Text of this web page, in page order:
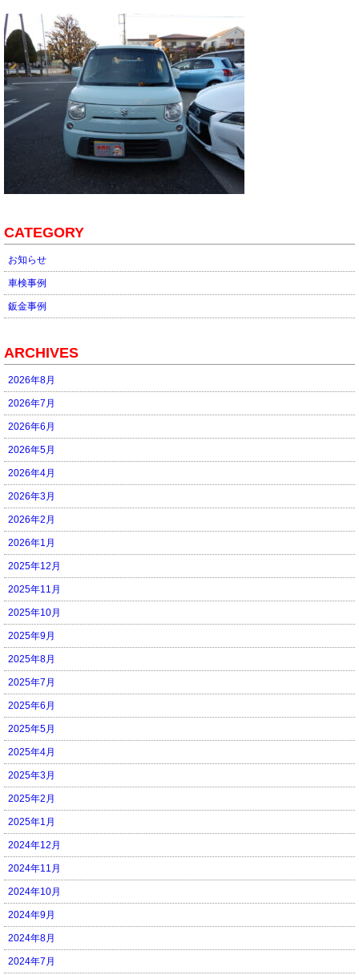
CATEGORY
お知らせ
車検事例
鈑金事例
ARCHIVES
2026年8月
2026年7月
2026年6月
2026年5月
2026年4月
2026年3月
2026年2月
2026年1月
2025年12月
2025年11月
2025年10月
2025年9月
2025年8月
2025年7月
2025年6月
2025年5月
2025年4月
2025年3月
2025年2月
2025年1月
2024年12月
2024年11月
2024年10月
2024年9月
2024年8月
2024年7月